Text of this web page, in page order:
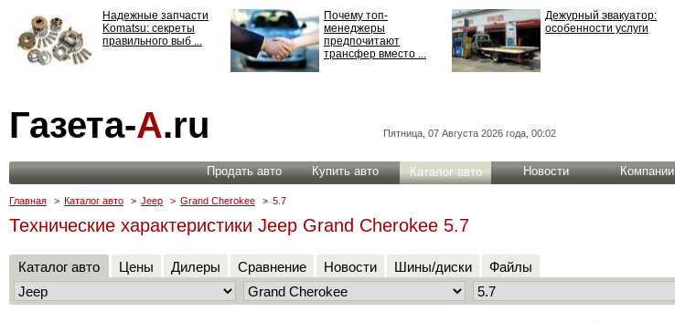
Надежные запчасти
Komatsu: секреты
правильного выб ...
Почему топ-
менеджеры
предпочитают
трансфер вместо ...
Дежурный эвакуатор:
особенности услуги
ответственности: все,
что нужно знать ...
Газета-А.ru Пятница, 07 Августа 2026 года, 00:02
Продать авто Купить авто Каталог авто Новости Компании
Главная > Каталог авто > Jeep > Grand Cherokee > 5.7
Технические характеристики Jeep Grand Cherokee 5.7
Каталог авто Цены Дилеры Сравнение Новости Шины/диски Файлы